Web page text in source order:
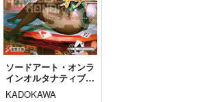
ソードアート・オンラ
インオルタナティブギ
ャンブラーズ・オナー
KADOKAWA